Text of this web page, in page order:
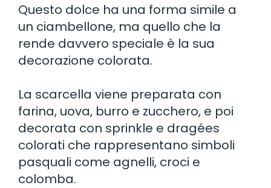
Questo dolce ha una forma simile a
un ciambellone, ma quello che la
rende davvero speciale è la sua
decorazione colorata.
La scarcella viene preparata con
farina, uova, burro e zucchero, e poi
decorata con sprinkle e dragées
colorati che rappresentano simboli
pasquali come agnelli, croci e
colomba.